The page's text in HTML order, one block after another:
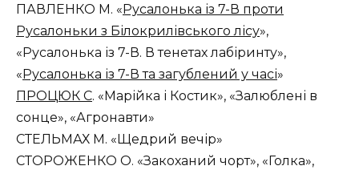
ПАВЛЕНКО М. «Русалонька із 7-В проти
Русалоньки з Білокрилівського лісу»,
«Русалонька із 7-В. В тенетах лабіринту»,
«Русалонька із 7-В та загублений у часі»
ПРОЦЮК С. «Марійка і Костик», «Залюблені в
сонце», «Агронавти»
СТЕЛЬМАХ М. «Щедрий вечір»
СТОРОЖЕНКО О. «Закоханий чорт», «Голка»,